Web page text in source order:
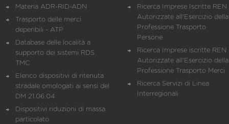
Materia ADR-RID-ADN
Trasporto delle merci
deperibili - ATP
Database delle località a
supporto dei sistemi RDS
TMC
Elenco dispositivi di ritenuta
stradale omologati ai sensi del
DM 21.06.04
Dispositivi riduzioni di massa
particolato
Ricerca Imprese Iscritte REN
Autorizzate all'Esercizio della
Professione Trasporto
Persone
Ricerca Imprese iscritte REN
Autorizzate all'Esercizio della
Professione Trasporto Merci
Ricerca Servizi di Linea
Interregionali